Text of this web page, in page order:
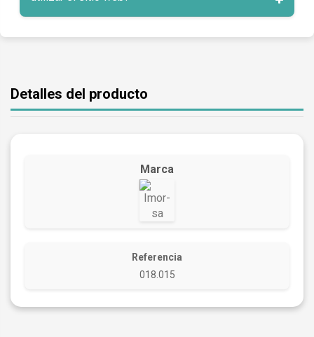
Detalles del producto
Marca
Referencia
018.015